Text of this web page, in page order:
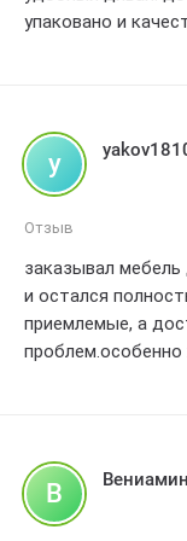
упаковано и
y
Отзыв
заказывал мебель
и остался
приемлемые, а
трудностей, все
рекомендовать
сам обязательно
В